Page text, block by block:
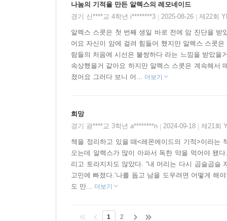
모르는 희귀 난치병으로 어린이에게 생기는 암
있습니다. 알렉스 스콧이 진단받은 ‘신경모세포종
소아암은 성인과 달리 사전에 발견하기 어려워
높습니다. 소아암 어린이 중 6-70퍼센트 이상
점입니다. 소아암의 1회 수술 비용은 최대 6천
치료기간이 길고 치료 과정도 복잡해 소아암 어
나눔의 기적을 만든 알렉스의 레모네이드
경기 신****교 4학년 i********3
2025-08-26 제22회
알렉스 스콧은 첫 번째 생일 바로 전에 암 진단을
어요 자신이 암에 걸려 힘들어 했지만 알렉스 스콧
람들의 처음에 시선은 불쌍하다 라는 느낌을 받았을
속상했을거 같아요 하지만 알렉스 스콧은 계속해서
졌어요 그러다 보니 어... 더보기
희망
경기 광****교 3학년 a********n
2024-09-18 제21회
책을 정리하고 있을 때<레몬에이드의 기적>이라는
오는데 알렉스가 많이 아파서 독한 약을 먹어야 됐
리고 토라지지도 않았다. “내 머리는 다시 곱슬곱
고민에 빠졌다.‘나를 돕고 남을 도우려면 어떻게 해
도 만... 더보기
1 2